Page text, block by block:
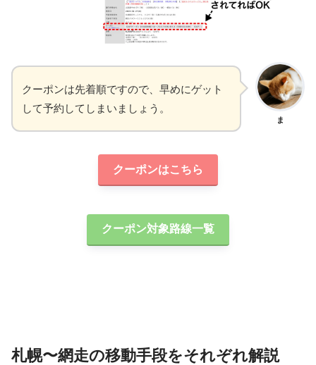
ま
クーポンは先着順ですので、早めにゲット
して予約してしまいましょう。
クーポンはこちら
クーポン対象路線一覧
札幌〜網走の移動手段をそれぞれ解説